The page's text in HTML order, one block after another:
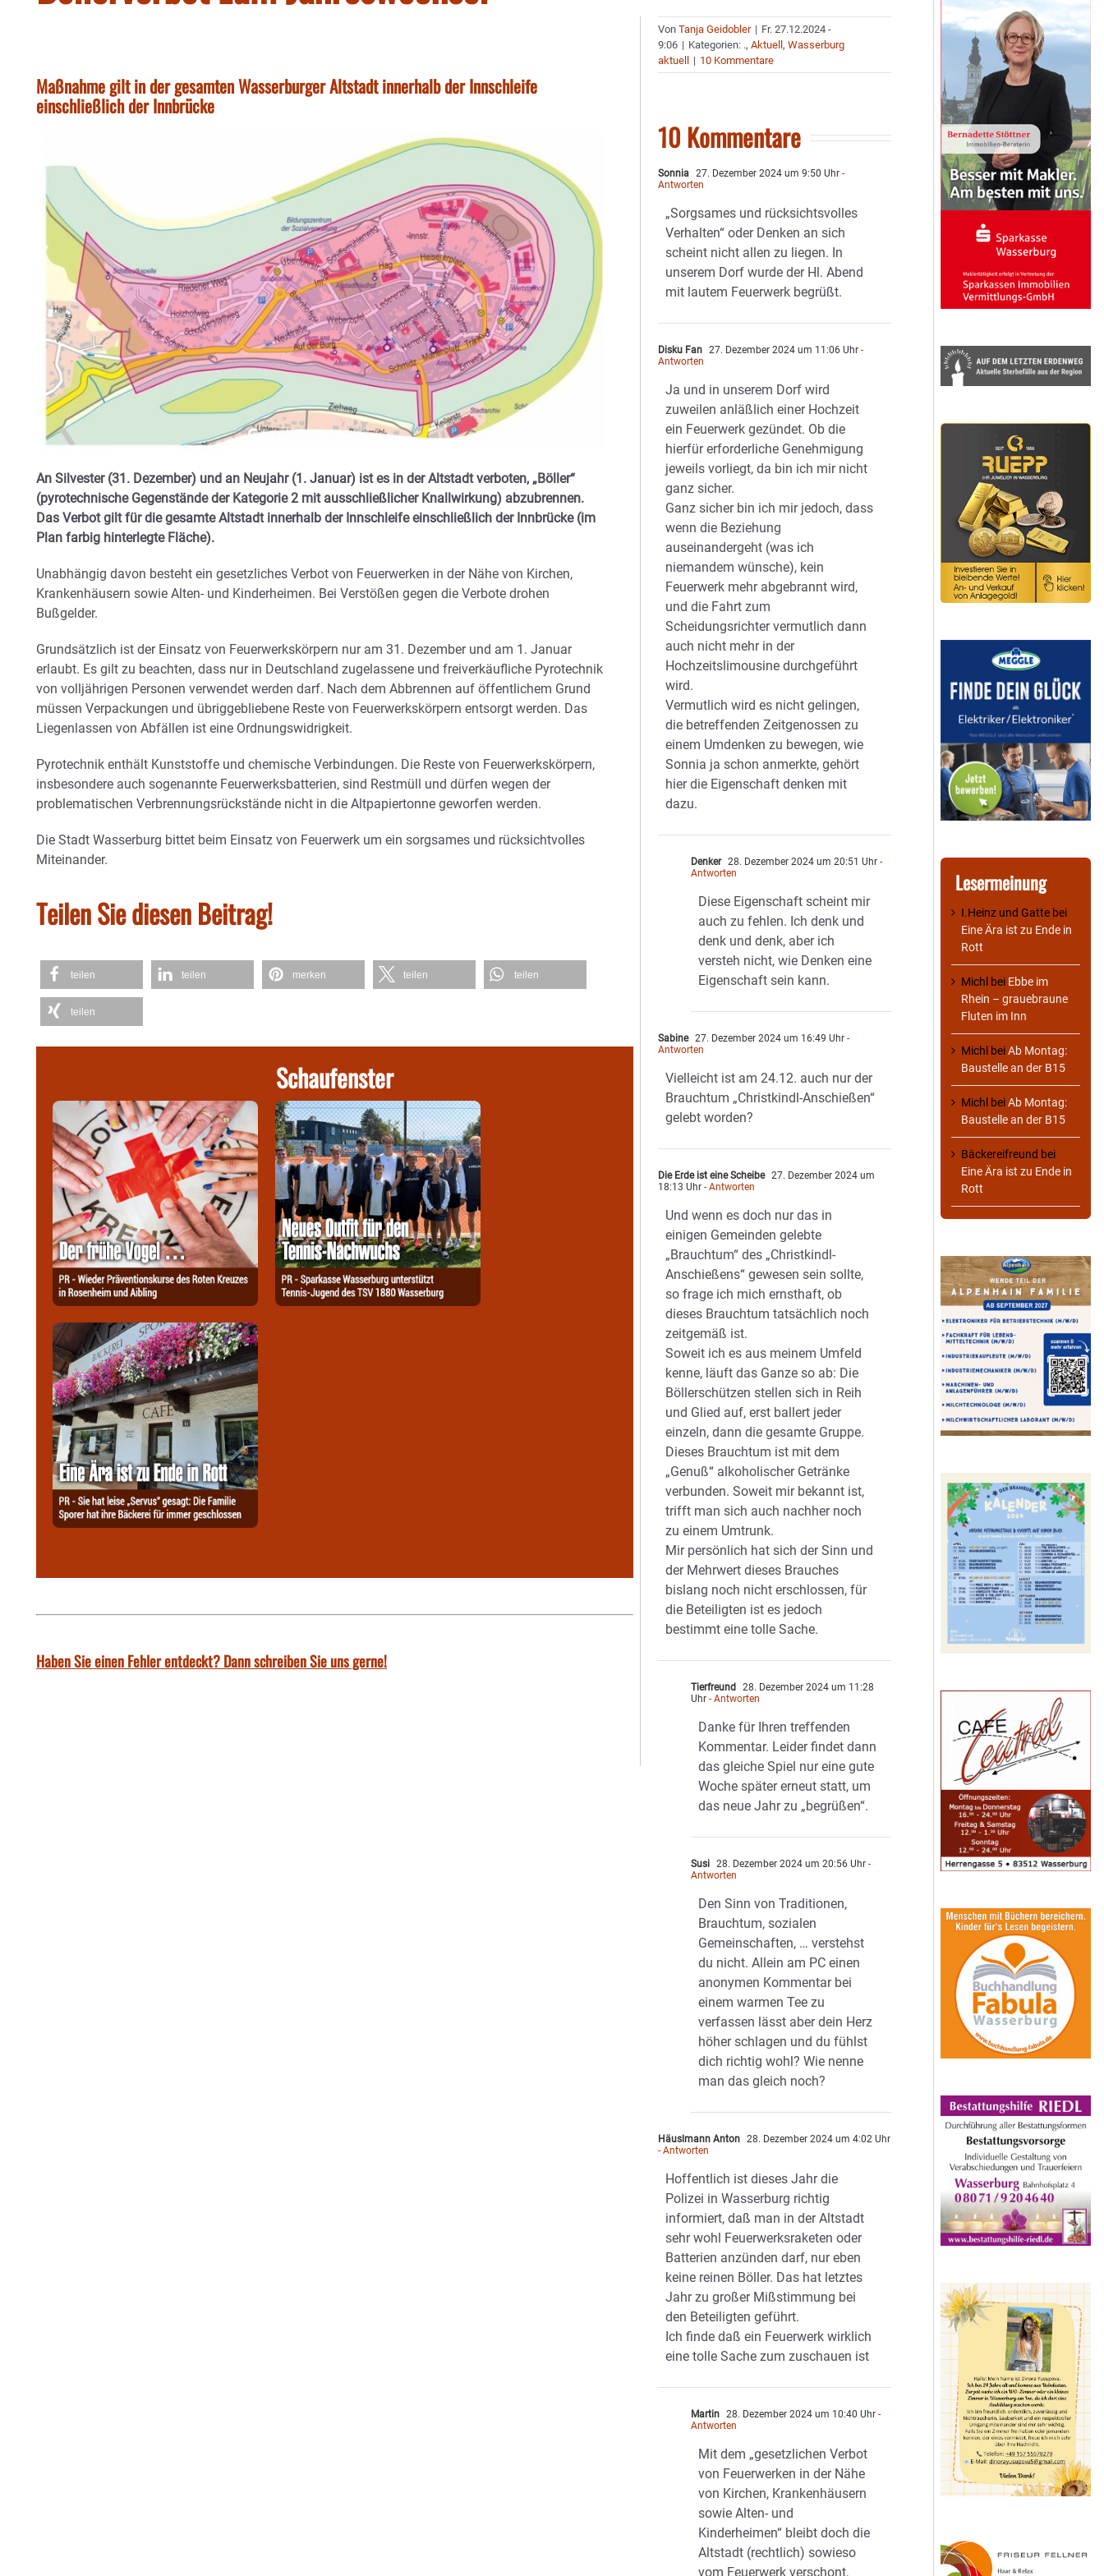
Maßnahme gilt in der gesamten Wasserburger Altstadt innerhalb der Innschleife
einschließlich der Innbrücke
An Silvester (31. Dezember) und an Neujahr (1. Januar) ist es in der Altstadt verboten, „Böller“
(pyrotechnische Gegenstände der Kategorie 2 mit ausschließlicher Knallwirkung) abzubrennen.
Das Verbot gilt für die gesamte Altstadt innerhalb der Innschleife einschließlich der Innbrücke (im
Plan farbig hinterlegte Fläche).
Unabhängig davon besteht ein gesetzliches Verbot von Feuerwerken in der Nähe von Kirchen,
Krankenhäusern sowie Alten- und Kinderheimen. Bei Verstößen gegen die Verbote drohen
Bußgelder.
Grundsätzlich ist der Einsatz von Feuerwerkskörpern nur am 31. Dezember und am 1. Januar
erlaubt. Es gilt zu beachten, dass nur in Deutschland zugelassene und freiverkäufliche Pyrotechnik
von volljährigen Personen verwendet werden darf. Nach dem Abbrennen auf öffentlichem Grund
müssen Verpackungen und übriggebliebene Reste von Feuerwerkskörpern entsorgt werden. Das
Liegenlassen von Abfällen ist eine Ordnungswidrigkeit.
Pyrotechnik enthält Kunststoffe und chemische Verbindungen. Die Reste von Feuerwerkskörpern,
insbesondere auch sogenannte Feuerwerksbatterien, sind Restmüll und dürfen wegen der
problematischen Verbrennungsrückstände nicht in die Altpapiertonne geworfen werden.
Die Stadt Wasserburg bittet beim Einsatz von Feuerwerk um ein sorgsames und rücksichtvolles
Miteinander.
Teilen Sie diesen Beitrag!
teilen teilen merken teilen teilen
teilen
Schaufenster
Haben Sie einen Fehler entdeckt? Dann schreiben Sie uns gerne!
VonTanja Geidobler | Fr. 27.12.2024 -
9:06 | Kategorien: .,Aktuell,Wasserburg
aktuell
| 10 Kommentare
10 Kommentare
Sonnia 27. Dezember 2024 um 9:50 Uhr -
Antworten
„Sorgsames und rücksichtsvolles
Verhalten“ oder Denken an sich
scheint nicht allen zu liegen. In
unserem Dorf wurde der Hl. Abend
mit lautem Feuerwerk begrüßt.
Disku Fan 27. Dezember 2024 um 11:06 Uhr -
Antworten
Ja und in unserem Dorf wird
zuweilen anläßlich einer Hochzeit
ein Feuerwerk gezündet. Ob die
hierfür erforderliche Genehmigung
jeweils vorliegt, da bin ich mir nicht
ganz sicher.
Ganz sicher bin ich mir jedoch, dass
wenn die Beziehung
auseinandergeht (was ich
niemandem wünsche), kein
Feuerwerk mehr abgebrannt wird,
und die Fahrt zum
Scheidungsrichter vermutlich dann
auch nicht mehr in der
Hochzeitslimousine durchgeführt
wird.
Vermutlich wird es nicht gelingen,
die betreffenden Zeitgenossen zu
einem Umdenken zu bewegen, wie
Sonnia ja schon anmerkte, gehört
hier die Eigenschaft denken mit
dazu.
Denker 28. Dezember 2024 um 20:51 Uhr -
Antworten
Diese Eigenschaft scheint mir
auch zu fehlen. Ich denk und
denk und denk, aber ich
versteh nicht, wie Denken eine
Eigenschaft sein kann.
Sabine 27. Dezember 2024 um 16:49 Uhr -
Antworten
Vielleicht ist am 24.12. auch nur der
Brauchtum „Christkindl-Anschießen“
gelebt worden?
Die Erde ist eine Scheibe 27. Dezember 2024 um
18:13 Uhr - Antworten
Und wenn es doch nur das in
einigen Gemeinden gelebte
„Brauchtum“ des „Christkindl-
Anschießens“ gewesen sein sollte,
so frage ich mich ernsthaft, ob
dieses Brauchtum tatsächlich noch
zeitgemäß ist.
Soweit ich es aus meinem Umfeld
kenne, läuft das Ganze so ab: Die
Böllerschützen stellen sich in Reih
und Glied auf, erst ballert jeder
einzeln, dann die gesamte Gruppe.
Dieses Brauchtum ist mit dem
„Genuß“ alkoholischer Getränke
verbunden. Soweit mir bekannt ist,
trifft man sich auch nachher noch
zu einem Umtrunk.
Mir persönlich hat sich der Sinn und
der Mehrwert dieses Brauches
bislang noch nicht erschlossen, für
die Beteiligten ist es jedoch
bestimmt eine tolle Sache.
Tierfreund
28. Dezember 2024 um 11:28
Uhr - Antworten
Danke für Ihren treffenden
Kommentar. Leider findet dann
das gleiche Spiel nur eine gute
Woche später erneut statt, um
das neue Jahr zu „begrüßen“.
Susi 28. Dezember 2024 um 20:56 Uhr -
Antworten
Den Sinn von Traditionen,
Brauchtum, sozialen
Gemeinschaften, … verstehst
du nicht. Allein am PC einen
anonymen Kommentar bei
einem warmen Tee zu
verfassen lässt aber dein Herz
höher schlagen und du fühlst
dich richtig wohl? Wie nenne
man das gleich noch?
Häuslmann Anton 28. Dezember 2024 um 4:02 Uhr
- Antworten
Hoffentlich ist dieses Jahr die
Polizei in Wasserburg richtig
informiert, daß man in der Altstadt
sehr wohl Feuerwerksraketen oder
Batterien anzünden darf, nur eben
keine reinen Böller. Das hat letztes
Jahr zu großer Mißstimmung bei
den Beteiligten geführt.
Ich finde daß ein Feuerwerk wirklich
eine tolle Sache zum zuschauen ist
Martin 28. Dezember 2024 um 10:40 Uhr -
Antworten
Mit dem „gesetzlichen Verbot
von Feuerwerken in der Nähe
von Kirchen, Krankenhäusern
sowie Alten- und
Kinderheimen“ bleibt doch die
Altstadt (rechtlich) sowieso
vom Feuerwerk verschont,
Lesermeinung
I.Heinz und Gatte bei
Eine Ära ist zu Ende in
Rott
Michl bei Ebbe im
Rhein – grauebraune
Fluten im Inn
Michl beiAb Montag:
Baustelle an der B15
Michl beiAb Montag:
Baustelle an der B15
Bäckereifreund bei
Eine Ära ist zu Ende in
Rott